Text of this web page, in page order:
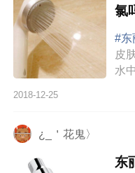
氯
#东
皮
水
发
2018-12-25
¿_＇花鬼〉
东